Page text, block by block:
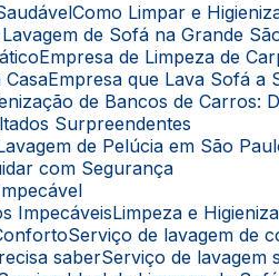
Como Limpar e
Lavagem de Sofá na Grande
Empresa de Limpeza de
Casa Empresa que Lava Sofá
de Bancos de Carros:
Surpreendentes
Lavagem de Pelúcia em São
com Segurança
Impecáveis Limpeza e
Serviço de lavagem de
saber Serviço de